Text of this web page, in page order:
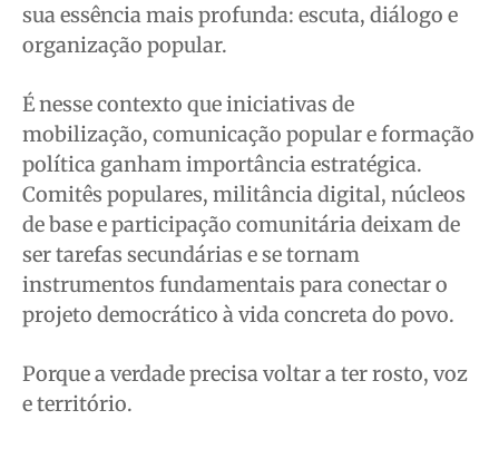
sua essência mais profunda: escuta, diálogo e
organização popular.
É nesse contexto que iniciativas de
mobilização, comunicação popular e formação
política ganham importância estratégica.
Comitês populares, militância digital, núcleos
de base e participação comunitária deixam de
ser tarefas secundárias e se tornam
instrumentos fundamentais para conectar o
projeto democrático à vida concreta do povo.
Porque a verdade precisa voltar a ter rosto, voz
e território.